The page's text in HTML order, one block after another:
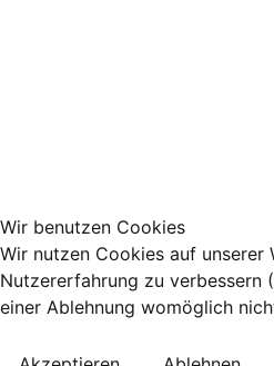
Wir benutzen Cookies
Wir nutzen Cookies auf unserer
Nutzererfahrung zu verbessern
einer Ablehnung womöglich